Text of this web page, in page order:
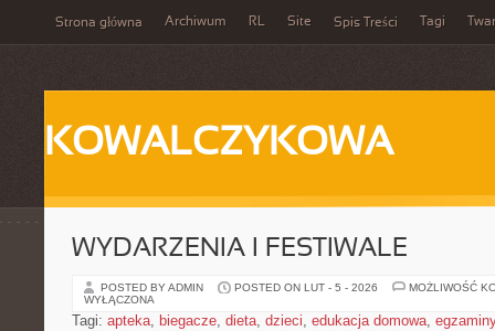
Strona główna Archiwum RL Site Spis Treści Tagi
KOWALCZYKOWA
WYDARZENIA I FESTIWALE
POSTED BY ADMIN POSTED ON LUT - 5 - 2026
MOŻLIWOŚĆ
WYŁĄCZONA
Tagi: apteka, biegacze, dieta, dzieci, edukacja domowa, egzaminy